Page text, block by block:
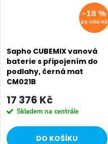
21 190 Kč
–18 %
Sapho CUBEMIX vanová
baterie s připojením do
podlahy, černá mat
CM021B
17 376 Kč
Skladem na centrále
DO KOŠÍKU